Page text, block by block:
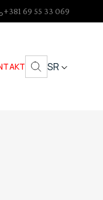
+381 69 55 33 069
SR